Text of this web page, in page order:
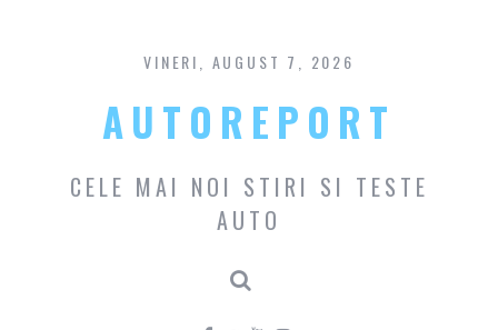
content
VINERI, AUGUST 7, 2026
AUTOREPORT
CELE MAI NOI STIRI SI TESTE
AUTO